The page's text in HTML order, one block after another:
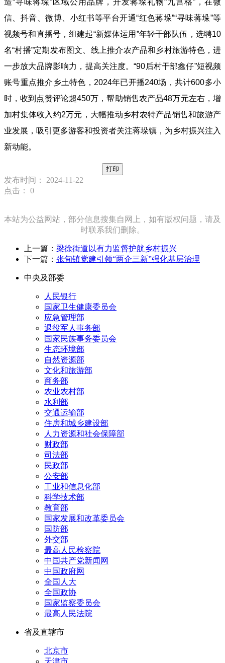
造“寻味蒋垛”区域公用品牌，开发蒋垛礼物“九宫格”，在微
信、抖音、微博、小红书等平台开通“红色蒋垛”“寻味蒋垛”等
视频号和直播号，组建起“新媒体运用”年轻干部队伍，选聘10
名“村播”定期发布图文、线上推介农产品和乡村旅游特色，进
一步放大品牌影响力，提高关注度。“90后村干部鑫仔”短视频
账号重点推介乡土特色，2024年已开播240场，共计600多小
时，收到点赞评论超450万，帮助销售农产品48万元左右，增
加村集体收入约2万元，大幅推动乡村农特产品销售和旅游产
业发展，吸引更多游客和投资者关注蒋垛镇，为乡村振兴注入
新动能。
打印
发布时间： 2024-11-22
点击： 0
本站为公益网站，部分信息搜集自网上，如有版权问题，请及
时联系我们删除。
上一篇： 梁徐街道以有力监督护航乡村振兴
下一篇： 张甸镇党建引领“两企三新”强化基层治理
中央及部委
人民银行
国家卫生健康委员会
应急管理部
退役军人事务部
国家民族事务委员会
生态环境部
自然资源部
文化和旅游部
商务部
农业农村部
水利部
交通运输部
住房和城乡建设部
人力资源和社会保障部
财政部
司法部
民政部
公安部
工业和信息化部
科学技术部
教育部
国家发展和改革委员会
国防部
外交部
最高人民检察院
中国共产党新闻网
中国政府网
全国人大
全国政协
国家监察委员会
最高人民法院
省及直辖市
北京市
天津市